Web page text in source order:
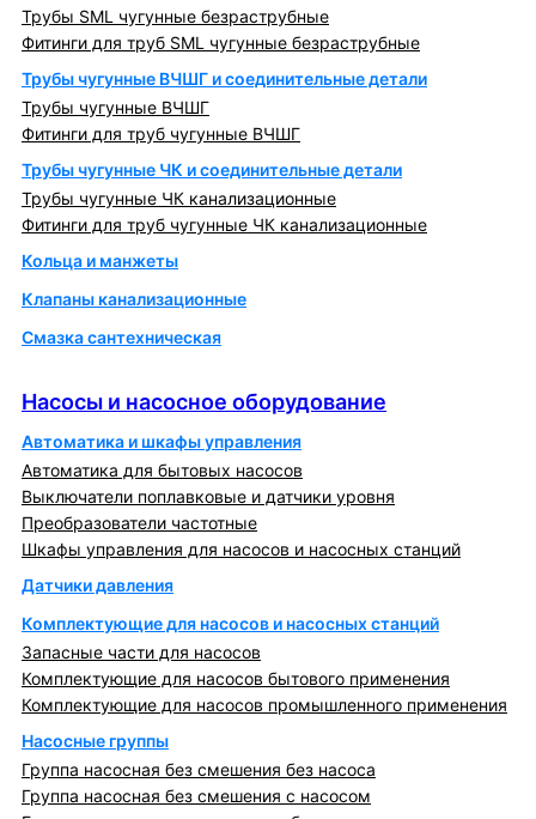
Трубы SML чугунные безраструбные
Фитинги для труб SML чугунные безраструбные
Трубы чугунные ВЧШГ и соединительные детали
Трубы чугунные ВЧШГ
Фитинги для труб чугунные ВЧШГ
Трубы чугунные ЧК и соединительные детали
Трубы чугунные ЧК канализационные
Фитинги для труб чугунные ЧК канализационные
Кольца и манжеты
Клапаны канализационные
Смазка сантехническая
Насосы и насосное оборудование
Автоматика и шкафы управления
Автоматика для бытовых насосов
Выключатели поплавковые и датчики уровня
Преобразователи частотные
Шкафы управления для насосов и насосных станций
Датчики давления
Комплектующие для насосов и насосных станций
Запасные части для насосов
Комплектующие для насосов бытового применения
Комплектующие для насосов промышленного применения
Насосные группы
Группа насосная без смешения без насоса
Группа насосная без смешения с насосом